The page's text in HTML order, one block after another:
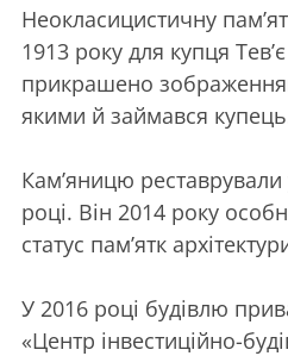
Неокласицистичну
1913 року для купця
прикрашено
якими й займався
Кам’яницю реставрували
році. Він 2014 року
статус пам’ятк
У 2016 році будівлю
«Центр інвестиційно-